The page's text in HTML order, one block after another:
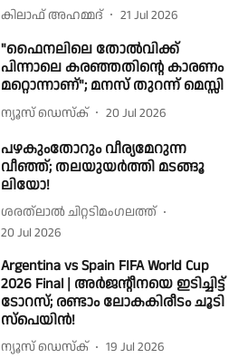
കിലാഫ് അഹമ്മദ് 21 Jul 2026
"ഫൈനലിലെ തോൽവിക്ക്
പിന്നാലെ കരഞ്ഞതിൻ്റെ കാരണം
മറ്റൊന്നാണ്"; മനസ് തുറന്ന് മെസ്സി
ന്യൂസ് ഡെസ്ക് 20 Jul 2026
പഴകുംതോറും വീര്യമേറുന്ന
വീഞ്ഞ്; തലയുയർത്തി മടങ്ങൂ
ലിയോ!
ശരത്‌ലാൽ ചിറ്റടിമംഗലത്ത്
20 Jul 2026
Argentina vs Spain FIFA World Cup
2026 Final | അർജൻ്റീനയെ ഇടിച്ചിട്ട്
ടോറസ്; രണ്ടാം ലോകകിരീടം ചൂടി
സ്പെയിൻ!
ന്യൂസ് ഡെസ്ക് 19 Jul 2026